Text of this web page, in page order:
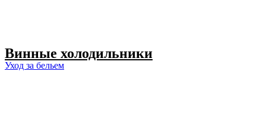
Винные холодильники
Уход за бельем